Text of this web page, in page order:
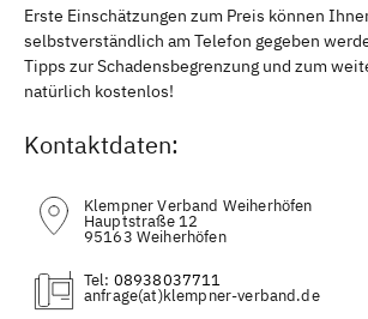
Erste Einschätzungen zum Preis können
selbstverständlich am Telefon gegeben
Tipps zur Schadensbegrenzung und zum
natürlich kostenlos!
Kontaktdaten:
Klempner Verband Weiherhöfen
Hauptstraße 12
95163 Weiherhöfen
Tel: 08938037711
(at)